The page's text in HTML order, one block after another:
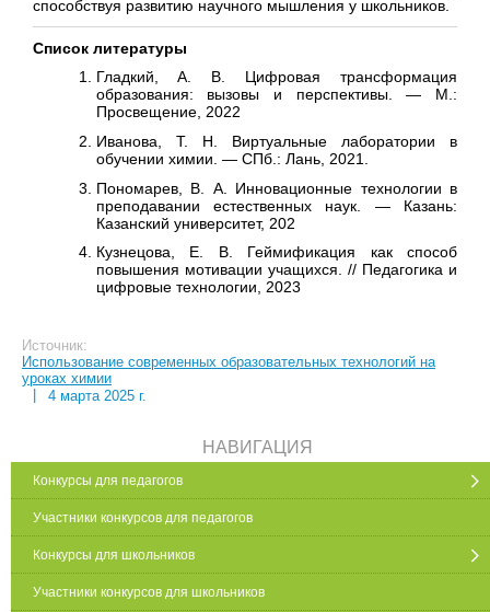
способствуя развитию научного мышления у школьников.
Список литературы
Гладкий, А. В. Цифровая трансформация
образования: вызовы и перспективы. — М.:
Просвещение, 2022
Иванова, Т. Н. Виртуальные лаборатории в
обучении химии. — СПб.: Лань, 2021.
Пономарев, В. А. Инновационные технологии в
преподавании естественных наук. — Казань:
Казанский университет, 202
Кузнецова, Е. В. Геймификация как способ
повышения мотивации учащихся. // Педагогика и
цифровые технологии, 2023
Источник:
Использование современных образовательных технологий на
уроках химии
4 марта 2025 г.
НАВИГАЦИЯ
Конкурсы для педагогов
Участники конкурсов для педагогов
Конкурсы для школьников
Участники конкурсов для школьников